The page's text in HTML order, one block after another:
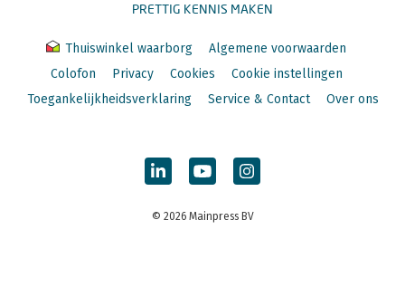
PRETTIG KENNIS MAKEN
Thuiswinkel waarborg
Algemene voorwaarden
Colofon
Privacy Cookies
Cookie instellingen
Toegankelijkheidsverklaring
Service & Contact Over ons
© 2026 Mainpress BV